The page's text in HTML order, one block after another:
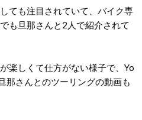
ても注目されていて、バイク専
も旦那さんと2人で紹介されて
楽しくて仕方がない様子で、Yo
那さんとのツーリングの動画も